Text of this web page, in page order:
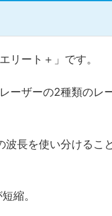
リート＋」です。
ーザーの2種類のレ
長を使い分けるこ
縮。